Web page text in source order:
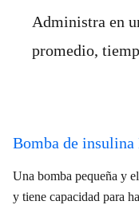
Administra en
promedio,
Bomba de
Una bomba pequeña y
y tiene capacidad para